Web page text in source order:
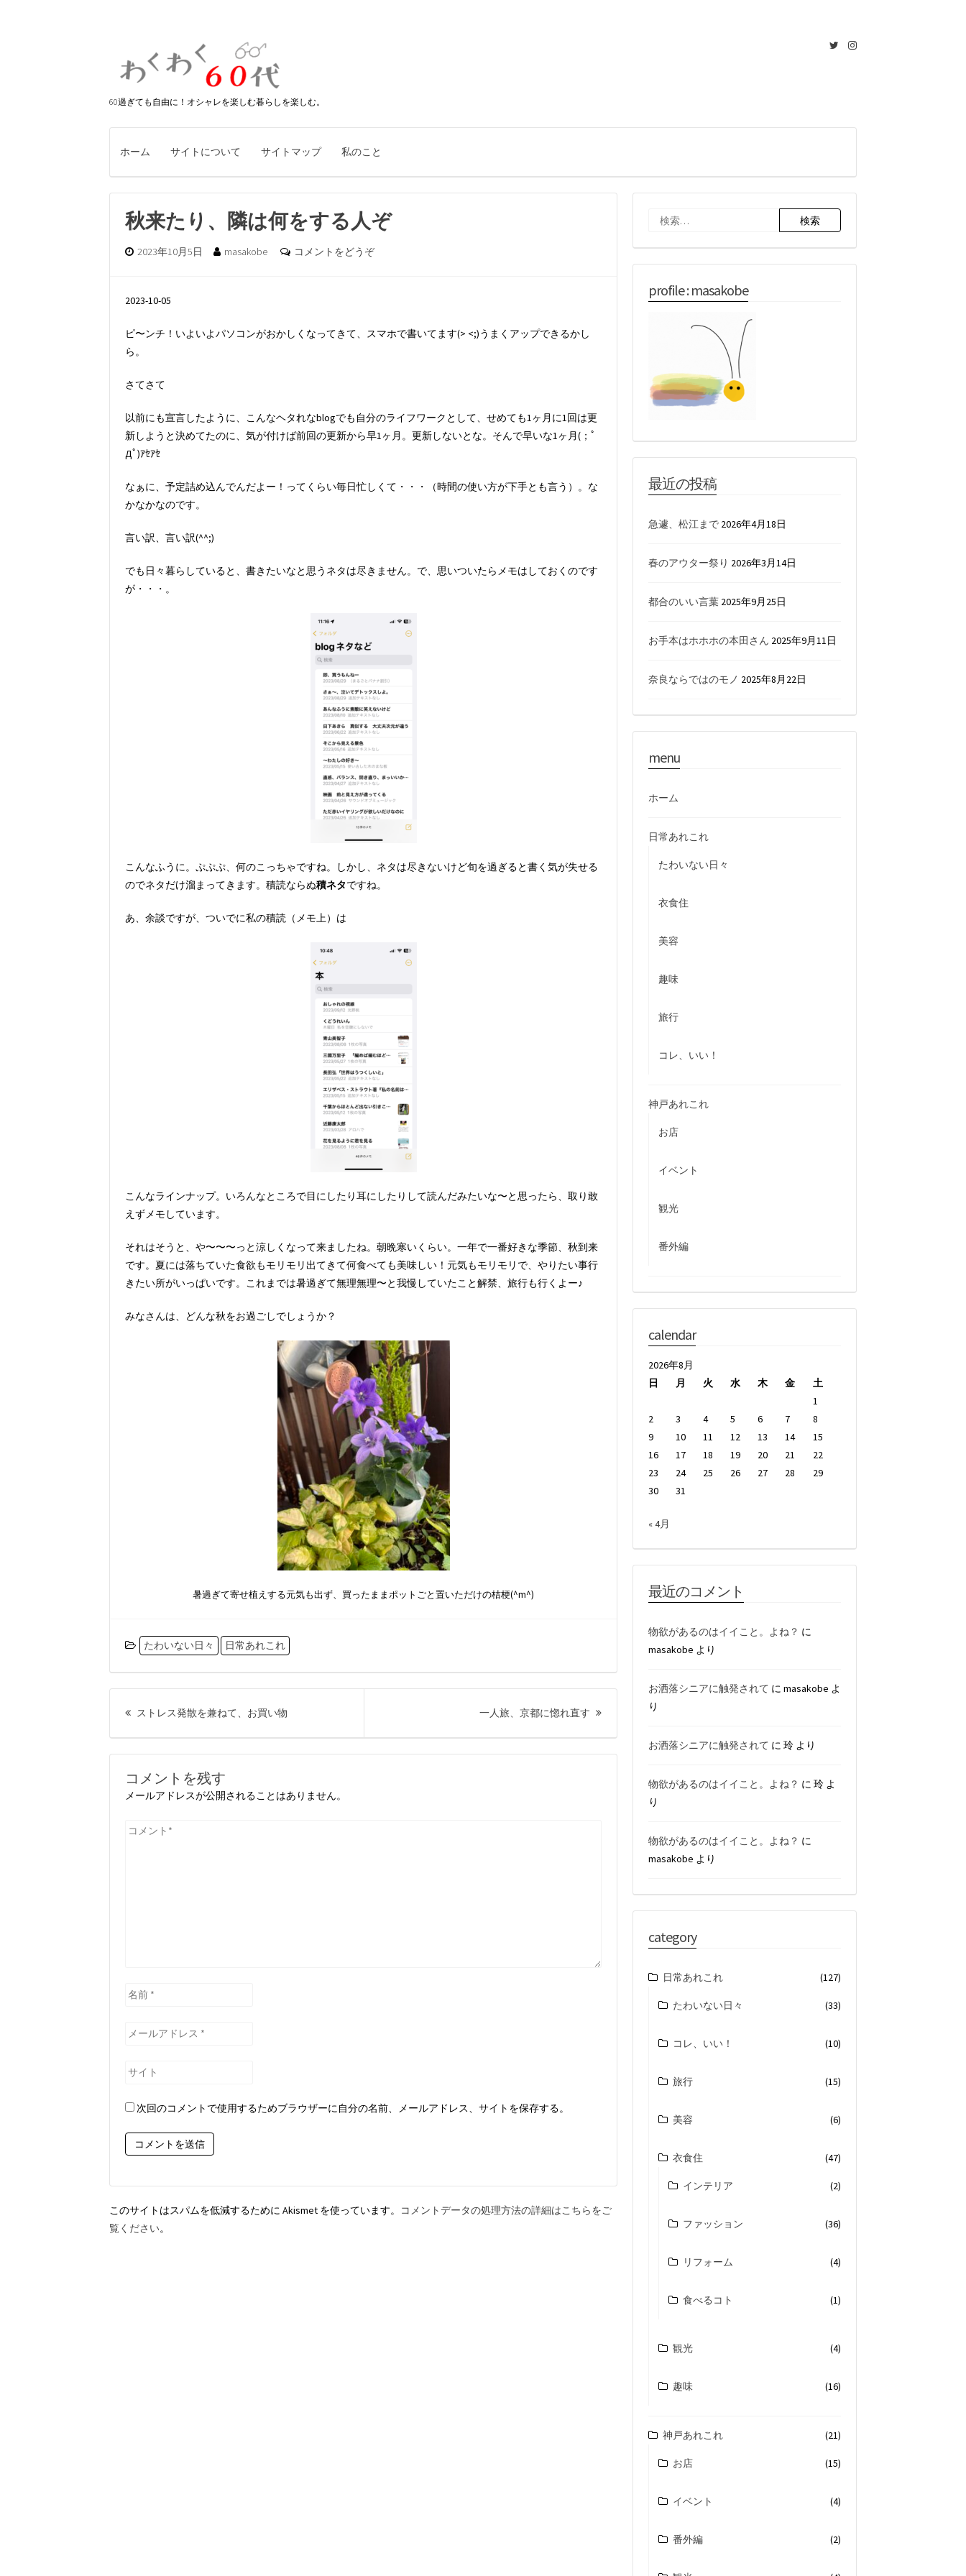
60過ぎても自由に！オシャレを楽しむ暮らしを楽しむ。
TwitterInstagram
ホーム サイトについて サイトマップ 私のこと
秋来たり、隣は何をする人ぞ
2023年10月5日 masakobe コメントをどうぞ
2023-10-05
ピ〜ンチ！いよいよパソコンがおかしくなってきて、スマホで書いてます(> <;)うまくアップできるかし
ら。
さてさて
以前にも宣言したように、こんなヘタれなblogでも自分のライフワークとして、せめても1ヶ月に1回は更
新しようと決めてたのに、気が付けば前回の更新から早1ヶ月。更新しないとな。そんで早いな1ヶ月(；ﾟ
Дﾟ)ｱｾｱｾ
なぁに、予定詰め込んでんだよー！ってくらい毎日忙しくて・・・（時間の使い方が下手とも言う）。な
かなかなのです。
言い訳、言い訳(^^;)
でも日々暮らしていると、書きたいなと思うネタは尽きません。で、思いついたらメモはしておくのです
が・・・。
こんなふうに。ぷぷぷ、何のこっちゃですね。しかし、ネタは尽きないけど旬を過ぎると書く気が失せる
のでネタだけ溜まってきます。積読ならぬ積ネタですね。
あ、余談ですが、ついでに私の積読（メモ上）は
こんなラインナップ。いろんなところで目にしたり耳にしたりして読んだみたいな〜と思ったら、取り敢
えずメモしています。
それはそうと、や〜〜〜っと涼しくなって来ましたね。朝晩寒いくらい。一年で一番好きな季節、秋到来
です。夏には落ちていた食欲もモリモリ出てきて何食べても美味しい！元気もモリモリで、やりたい事行
きたい所がいっぱいです。これまでは暑過ぎて無理無理〜と我慢していたこと解禁、旅行も行くよー♪
みなさんは、どんな秋をお過ごしでしょうか？
暑過ぎて寄せ植えする元気も出ず、買ったままポットごと置いただけの桔梗(^m^)
たわいない日々 日常あれこれ
稿
ナ
ビ
ストレス発散を兼ねて、お買い物 一人旅、京都に惚れ直す
次
コメントを残す
メールアドレスが公開されることはありません。
コ
名
メ
ル
ド
ス
*
サ
ト 次回のコメントで使用するためブラウザーに自分の名前、メールアドレス、サイトを保存する。
このサイトはスパムを低減するために Akismet を使っています。
コメントデータの処理方法の詳細はこちらをご
覧ください。
索:
profile : masakobe
最近の投稿
急遽、松江まで 2026年4月18日
春のアウター祭り 2026年3月14日
都合のいい言葉 2025年9月25日
お手本はホホホの本田さん 2025年9月11日
奈良ならではのモノ 2025年8月22日
menu
ホーム
日常あれこれ
たわいない日々
衣食住
美容
趣味
旅行
コレ、いい！
神戸あれこれ
お店
イベント
観光
番外編
calendar
2026年8月
日
月 火 水 木 金
土
1
2
3 4 5 6 7
8
9
10 11 12 13 14
15
16
17 18 19 20 21
22
23
24 25 26 27 28
29
30
31
« 4月
最近のコメント
物欲があるのはイイこと。よね？ に
masakobe より
お洒落シニアに触発されて に masakobe よ
り
お洒落シニアに触発されて に 玲 より
物欲があるのはイイこと。よね？ に 玲 よ
り
物欲があるのはイイこと。よね？ に
masakobe より
category
日常あれこれ (127)
たわいない日々 (33)
コレ、いい！ (10)
旅行 (15)
美容 (6)
衣食住 (47)
インテリア (2)
ファッション (36)
リフォーム (4)
食べるコト (1)
観光 (4)
趣味 (16)
神戸あれこれ (21)
お店 (15)
イベント (4)
番外編 (2)